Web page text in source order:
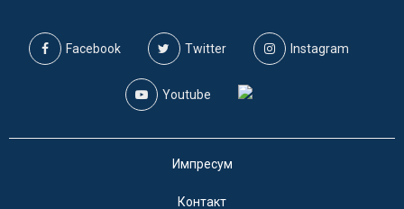
Facebook Twitter Instagram
Youtube
Импресум
Контакт